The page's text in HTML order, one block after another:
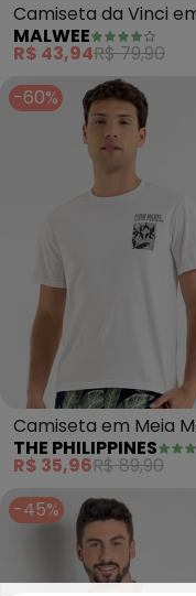
Camiseta da Vinci
Malha de Algodão
(Branco)
MALWEE
R$ 43,94R$ 79,90
-60%
Camiseta em Meia
(Branco)
THE PHILIPPINES
R$ 35,96R$ 89,90
-45%